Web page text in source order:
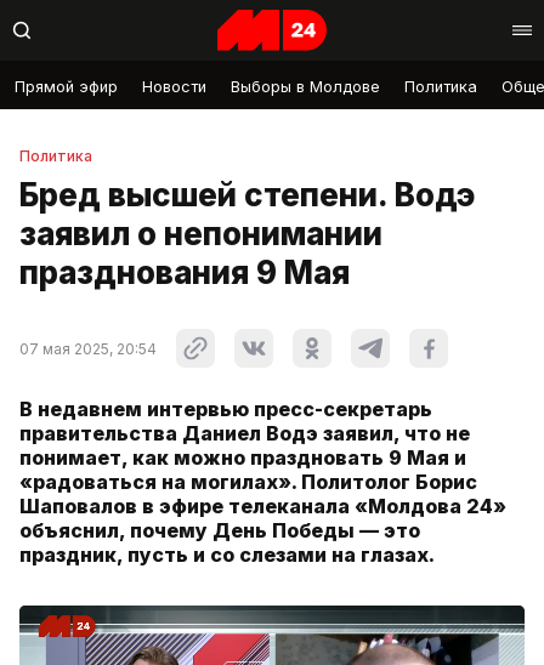
Прямой эфир Новости Выборы в Молдове Политика
Политика
Бред высшей степени. Водэ
заявил о непонимании
празднования 9 Мая
07 мая 2025, 20:54
В недавнем интервью пресс-секретарь
правительства Даниел Водэ заявил, что не
понимает, как можно праздновать 9 Мая и
«радоваться на могилах». Политолог Борис
Шаповалов в эфире телеканала «Молдова 24»
объяснил, почему День Победы — это
праздник, пусть и со слезами на глазах.